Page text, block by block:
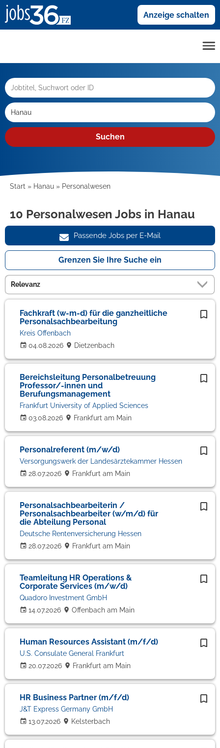
Anzeige schalten
Suchen
Start Hanau Personalwesen
10 Personalwesen Jobs in Hanau
Passende Jobs per E-Mail
Grenzen Sie Ihre Suche ein
Fachkraft (w-m-d) für die ganzheitliche
Personalsachbearbeitung
04.08.2026
Kreis Offenbach
Dietzenbach
Bereichsleitung Personalbetreuung
Professor/-innen und
Berufungsmanagement
03.08.2026
Frankfurt University of Applied Sciences
Frankfurt am Main
Personalreferent (m/w/d)
28.07.2026
Versorgungswerk der Landesärztekammer Hessen
Frankfurt am Main
Personalsachbearbeiterin /
Personalsachbearbeiter (w/m/d) für
die Abteilung Personal
28.07.2026
Deutsche Rentenversicherung Hessen
Frankfurt am Main
Teamleitung HR Operations &
Corporate Services (m/w/d)
14.07.2026
Quadoro Investment GmbH
Offenbach am Main
Human Resources Assistant (m/f/d)
20.07.2026
U.S. Consulate General Frankfurt
Frankfurt am Main
HR Business Partner (m/f/d)
13.07.2026
J&T Express Germany GmbH
Kelsterbach